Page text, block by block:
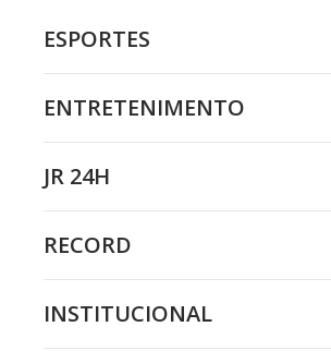
ESPORTES
ENTRETENIMENTO
JR 24H
RECORD
INSTITUCIONAL